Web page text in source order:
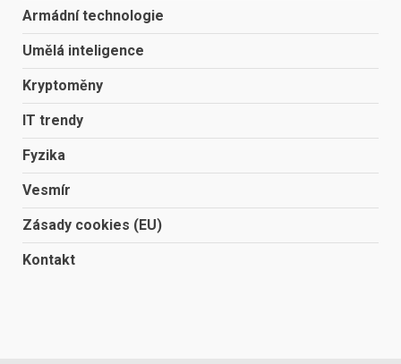
Armádní technologie
Umělá inteligence
Kryptoměny
IT trendy
Fyzika
Vesmír
Zásady cookies (EU)
Kontakt